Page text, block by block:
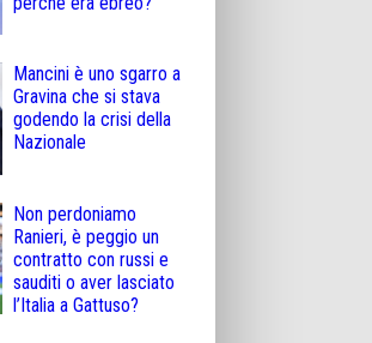
Mancini è uno sgarro a
Gravina che si stava
godendo la crisi della
Nazionale
Non perdoniamo
Ranieri, è peggio un
contratto con russi e
sauditi o aver lasciato
l’Italia a Gattuso?